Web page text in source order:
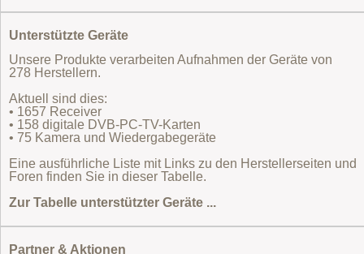
Unterstützte Geräte
Unsere Produkte verarbeiten Aufnahmen der Geräte von
278 Herstellern.
Aktuell sind dies:
• 1657 Receiver
• 158 digitale DVB-PC-TV-Karten
• 75 Kamera und Wiedergabegeräte
Eine ausführliche Liste mit Links zu den Herstellerseiten und
Foren finden Sie in dieser Tabelle.
Zur Tabelle unterstützter Geräte ...
Partner & Aktionen